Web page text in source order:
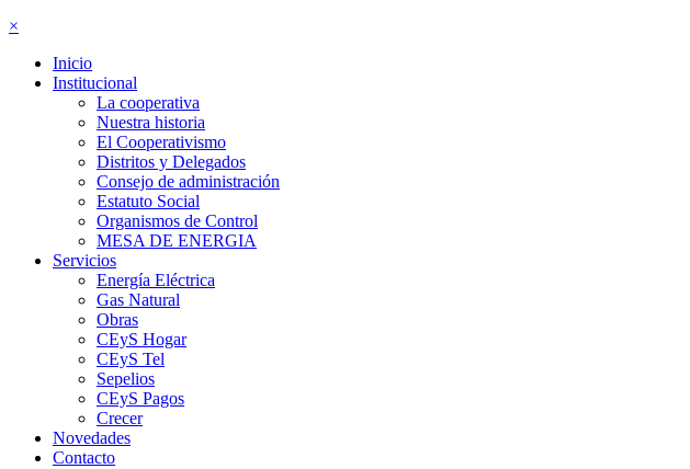
×
Inicio
Institucional
La cooperativa
Nuestra historia
El Cooperativismo
Distritos y Delegados
Consejo de administración
Estatuto Social
Organismos de Control
MESA DE ENERGIA
Servicios
Energía Eléctrica
Gas Natural
Obras
CEyS Hogar
CEyS Tel
Sepelios
CEyS Pagos
Crecer
Novedades
Contacto